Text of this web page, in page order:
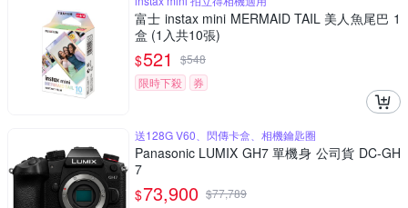
富士 instax mini MERMAID TAIL 美人魚尾巴 1
盒 (1入共10張)
$521 $548
限時下殺
券
送128G V60、閃傳卡盒、相機鑰匙圈
Panasonic LUMIX GH7 單機身 公司貨 DC-GH
7
$73,900 $77,789